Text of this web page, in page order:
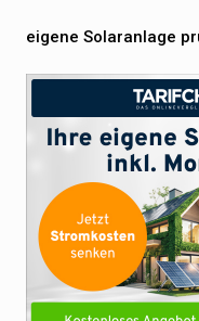
eigene Solaranlage